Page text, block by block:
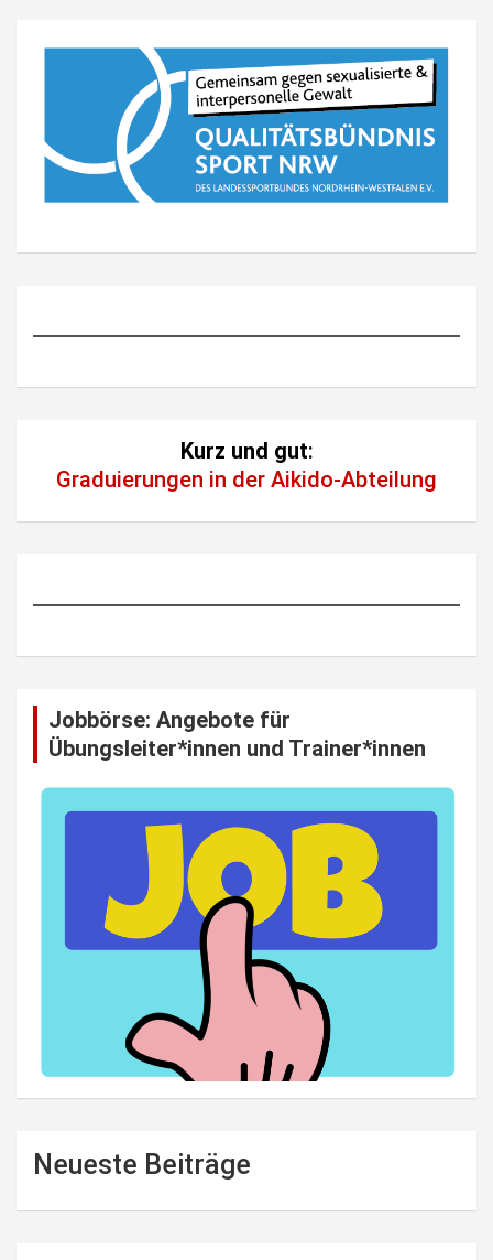
Kurz und gut:
Graduierungen in der Aikido-Abteilung
Jobbörse: Angebote für
Übungsleiter*innen und Trainer*innen
Neueste Beiträge